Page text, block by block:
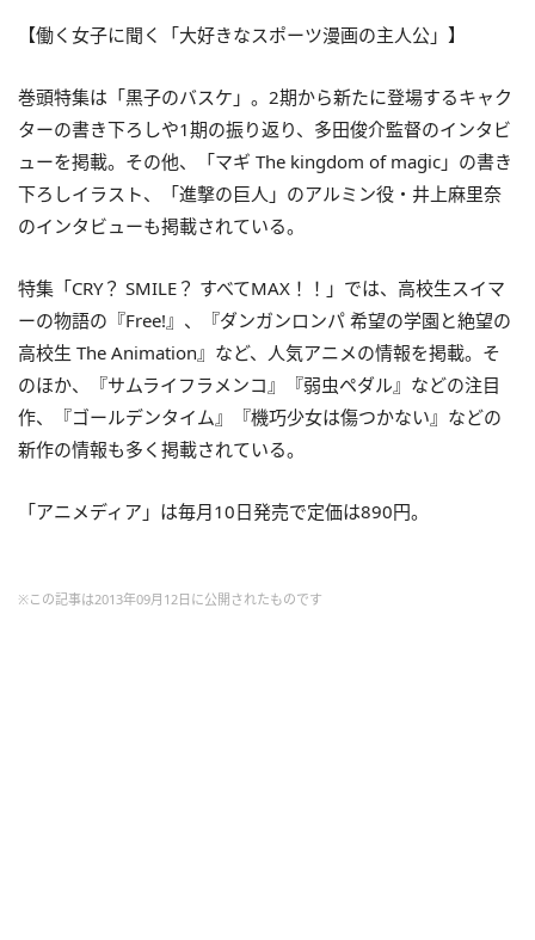
【働く女子に聞く「大好きなスポーツ漫画の主人公」】
巻頭特集は「黒子のバスケ」。2期から新たに登場するキャク
ターの書き下ろしや1期の振り返り、多田俊介監督のインタビ
ューを掲載。その他、「マギ The kingdom of magic」の書き
下ろしイラスト、「進撃の巨人」のアルミン役・井上麻里奈
のインタビューも掲載されている。
特集「CRY？ SMILE？ すべてMAX！！」では、高校生スイマ
ーの物語の『Free!』、『ダンガンロンパ 希望の学園と絶望の
高校生 The Animation』など、人気アニメの情報を掲載。そ
のほか、『サムライフラメンコ』『弱虫ペダル』などの注目
作、『ゴールデンタイム』『機巧少女は傷つかない』などの
新作の情報も多く掲載されている。
「アニメディア」は毎月10日発売で定価は890円。
※この記事は2013年09月12日に公開されたものです